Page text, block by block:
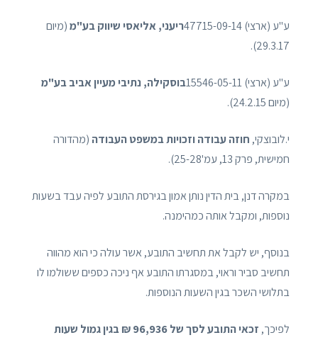
ע"ע (ארצי) 47715-09-14 ריעני, אליאסי שיווק בע"מ(מיום
29.3.17).
ע"ע (ארצי) 15546-05-11
בוסקילה, נתיבי מעיין אביב בע"מ
(מיום 24.2.15).
י.לובוצקי, חוזה עבודה וזכויות במשפט העבודה (מהדורה
חמישית, פרק 13, עמ'25-28).
במקרה דנן, בית הדין נותן אמון בגירסת התובע לפיה עבד בשעות
נוספות, ומקבל אותה כמהימנה.
בנוסף, יש לקבל את תחשיב התובע, אשר עולה כי הוא מהווה
תחשיב סביר וראוי, במסגרתו התובע אף ניכה כספים ששולמו לו
בתלושי השכר בגין השעות הנוספות.
לפיכך,
זכאי התובע לסך של 96,936 ₪ בגין גמול שעות